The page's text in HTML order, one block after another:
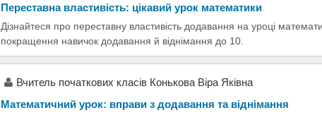
Переставна властивість: цікавий урок математики
Дізнайтеся про переставну властивість додавання на уроці
покращення навичок додавання й віднімання до 10.
Вчитель початкових класів Конькова Віра Яківна
Математичний урок: вправи з додавання та віднімання